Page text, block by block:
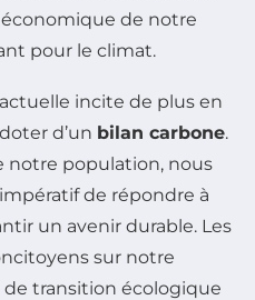
de notre
pour le climat.
incite de plus en
d’un bilan carbone.
notre population, nous
de répondre à
un avenir durable. Les
sur notre
transition écologique